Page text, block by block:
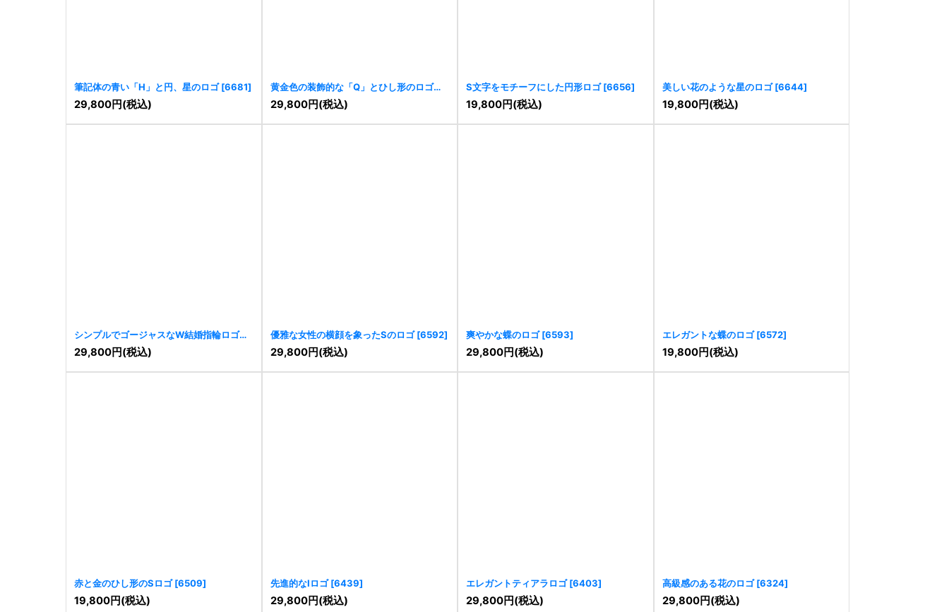
筆記体の青い「H」と円、星のロゴ [6681]
29,800円(税込)
黄金色の装飾的な「Q」とひし形のロゴ
[6667]
29,800円(税込)
S文字をモチーフにした円形ロゴ [6656]
19,800円(税込)
美しい花のような星のロゴ [6644]
19,800円(税込)
シンプルでゴージャスなW結婚指輪ロゴ
[6640]
29,800円(税込)
優雅な女性の横顔を象ったSのロゴ [6592]
29,800円(税込)
爽やかな蝶のロゴ [6593]
29,800円(税込)
エレガントな蝶のロゴ [6572]
19,800円(税込)
赤と金のひし形のSロゴ [6509]
19,800円(税込)
先進的なIロゴ [6439]
29,800円(税込)
エレガントティアラロゴ [6403]
29,800円(税込)
高級感のある花のロゴ [6324]
29,800円(税込)